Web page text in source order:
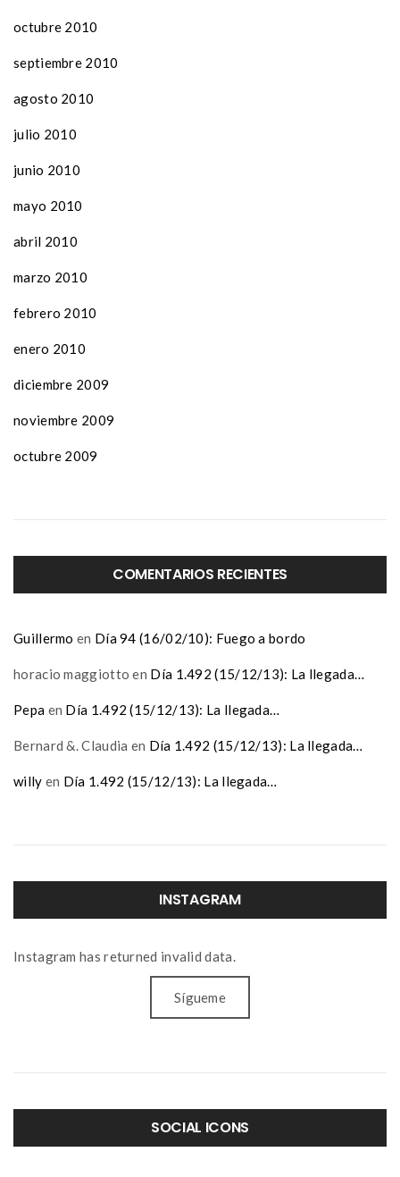
octubre 2010
septiembre 2010
agosto 2010
julio 2010
junio 2010
mayo 2010
abril 2010
marzo 2010
febrero 2010
enero 2010
diciembre 2009
noviembre 2009
octubre 2009
COMENTARIOS RECIENTES
Guillermo en Día 94 (16/02/10): Fuego a bordo
horacio maggiotto en Día 1.492 (15/12/13): La llegada…
Pepa en Día 1.492 (15/12/13): La llegada…
Bernard &. Claudia en Día 1.492 (15/12/13): La llegada…
willy en Día 1.492 (15/12/13): La llegada…
INSTAGRAM
Instagram has returned invalid data.
Sígueme
SOCIAL ICONS